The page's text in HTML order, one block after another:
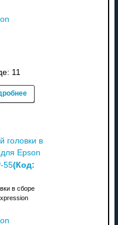
11
головки в
Epson
55(Код:
в сборе